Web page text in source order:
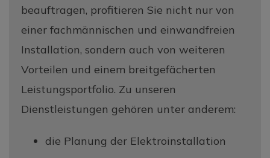
beauftragen, profitieren Sie nicht nur von
einer fachmännischen und einwandfreien
Installation, sondern auch von weiteren
Vorteilen und einem breitgefächerten
Leistungsportfolio. Zu unseren
Dienstleistungen gehören unter anderem:
die Planung der Elektroinstallation